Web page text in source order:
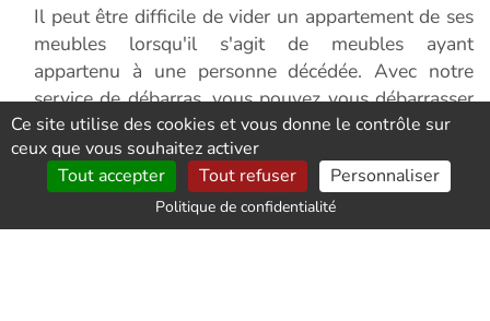
Il peut être difficile de vider un appartement de ses
meubles lorsqu'il s'agit de meubles ayant
appartenu à une personne décédée. Avec notre
service de débarras, vous pouvez vous débarrasser
efficacement des meubles encombrants tout en
faisant un geste en les donnant à des associations
caritatives comme Emmaüs ou les Restos du Coeur.
Ce site utilise des cookies et vous donne le contrôle sur
ceux que vous souhaitez activer
Tout accepter
Tout refuser Personnaliser
Politique de confidentialité